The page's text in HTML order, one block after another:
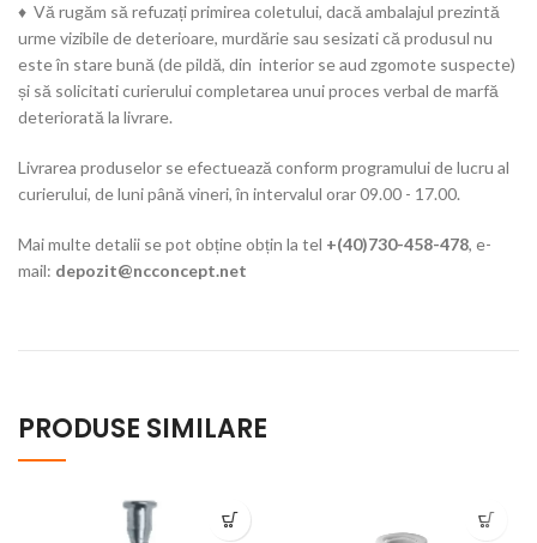
♦ Vă rugăm să refuzați primirea coletului, dacă ambalajul prezintă
urme vizibile de deterioare, murdărie sau sesizati că produsul nu
este în stare bună (de pildă, din interior se aud zgomote suspecte)
și să solicitati curierului completarea unui proces verbal de marfă
deteriorată la livrare.
Livrarea produselor se efectuează conform programului de lucru al
curierului, de luni până vineri, în intervalul orar 09.00 - 17.00.
Mai multe detalii se pot obține obțin la tel +(40)730-458-478, e-
mail: depozit@ncconcept.net
PRODUSE SIMILARE